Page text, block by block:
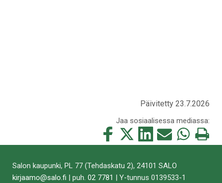
Päivitetty 23.7.2026
Jaa sosiaalisessa mediassa:
Jaa
tämä
Jaa
tämä
Jaa
tämä
Jaa
tämä
Jaa
tämä
Tulosta
tämä
Salon kaupunki, PL 77 (Tehdaskatu 2), 24101 SALO
kirjaamo@salo.fi | puh. 02 7781 | Y-tunnus 0139533-1